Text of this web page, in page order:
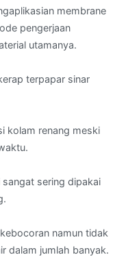
membrane
pengerjaan
utamanya.
terpapar sinar
kolam renang meski
sering dipakai
namun tidak
dalam jumlah banyak.